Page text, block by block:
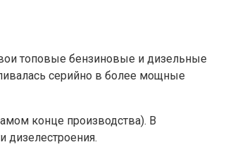
топовые бензиновые и дизельные
серийно в более мощные
конце производства). В
дизелестроения.